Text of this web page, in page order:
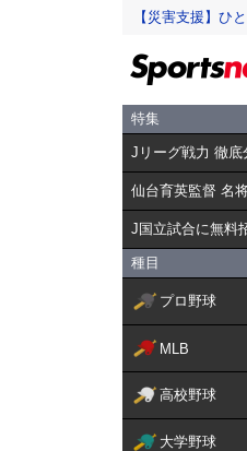
【災害支援】ひ
特集
Jリーグ戦力 徹底
仙台育英監督 名
J国立試合に無料
種目
プロ野球
MLB
高校野球
大学野球